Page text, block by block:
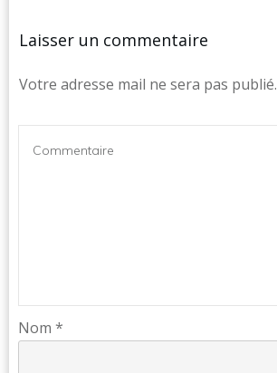
Laisser un commentaire
Votre adresse mail ne sera pas publié.
Nom *